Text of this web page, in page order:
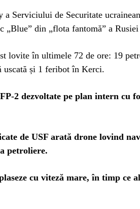
a Serviciului de Securitate
„Blue” din „flota fantomă” a
lovite în ultimele 72 de ore: 19
uscată și 1 feribot în Kerci.
2 dezvoltate pe plan intern cu
de USF arată drone lovind
petroliere.
cu viteză mare, în timp ce